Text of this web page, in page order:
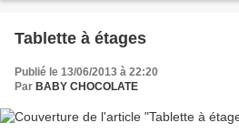
Tablette à étages
Publié le 13/06/2013 à 22:20
Par BABY CHOCOLATE